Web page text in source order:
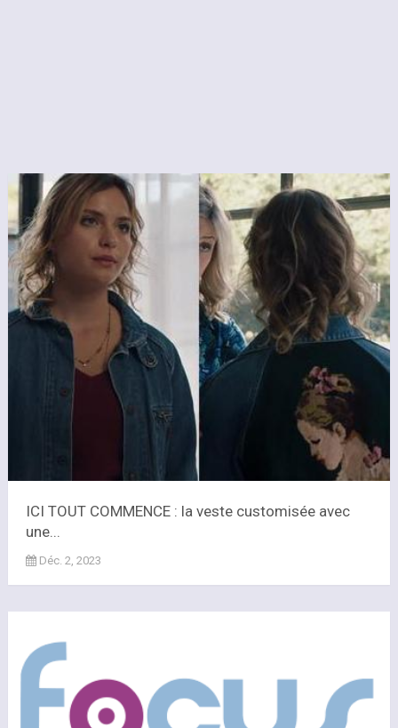
ICI TOUT COMMENCE : la veste customisée avec
une...
Déc. 2, 2023